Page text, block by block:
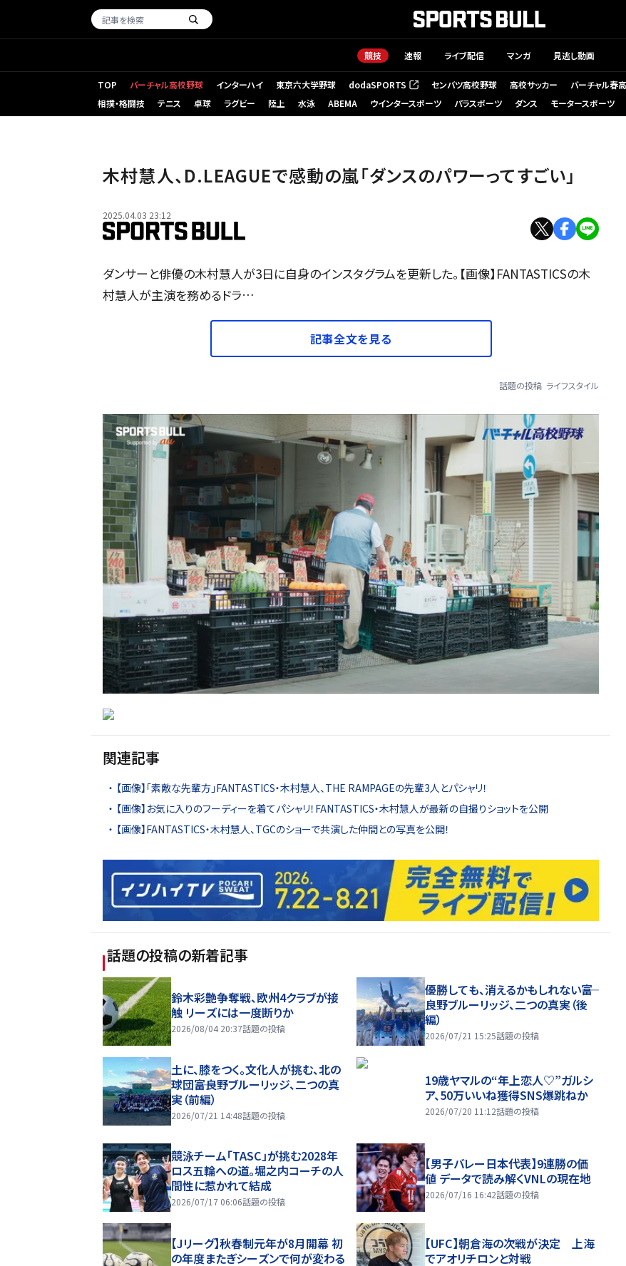
競技 速報 ライブ配信 マンガ 見逃し動画
TOP バーチャル高校野球 インターハイ 東京六大学野球 dodaSPORTS
（新しいタブで開く） センバツ高校野球 高校サッカー バーチャル春
相撲・格闘技
テニス 卓球 ラグビー 陸上 水泳 ABEMA ウインタースポーツ パラスポーツ ダンス モータースポーツ
木村慧人、D.LEAGUEで感動の嵐「ダンスのパワーってすごい」
2025.04.03 23:12
ダンサーと俳優の木村慧人が3日に自身のインスタグラムを更新した。【画像】FANTASTICSの木
村慧人が主演を務めるドラ…
記事全文を見る
話題の投稿 ライフスタイル
関連記事
【画像】「素敵な先輩方」FANTASTICS・木村慧人、THE RAMPAGEの先輩3人とパシャリ！
【画像】お気に入りのフーディーを着てパシャリ！FANTASTICS・木村慧人が最新の自撮りショットを公開
【画像】FANTASTICS・木村慧人、TGCのショーで共演した仲間との写真を公開！
話題の投稿の新着記事
鈴木彩艶争奪戦、欧州4クラブが接
触 リーズには一度断りか
2026/08/04 20:37話題の投稿
優勝しても、消えるかもしれない――富
良野ブルーリッジ、二つの真実（後
編）
2026/07/21 15:25話題の投稿
土に、膝をつく。文化人が挑む、北の
球団――富良野ブルーリッジ、二つの真
実（前編）
2026/07/21 14:48話題の投稿
19歳ヤマルの“年上恋人♡”ガルシ
ア、50万いいね獲得SNS爆跳ねか
2026/07/20 11:12話題の投稿
競泳チーム「TASC」が挑む2028年
ロス五輪への道。堀之内コーチの人
間性に惹かれて結成
2026/07/17 06:06話題の投稿
【男子バレー日本代表】9連勝の価
値 データで読み解くVNLの現在地
2026/07/16 16:42話題の投稿
【Jリーグ】秋春制元年が8月開幕 初
の年度またぎシーズンで何が変わる
【UFC】朝倉海の次戦が決定 上海
でアオリチロンと対戦